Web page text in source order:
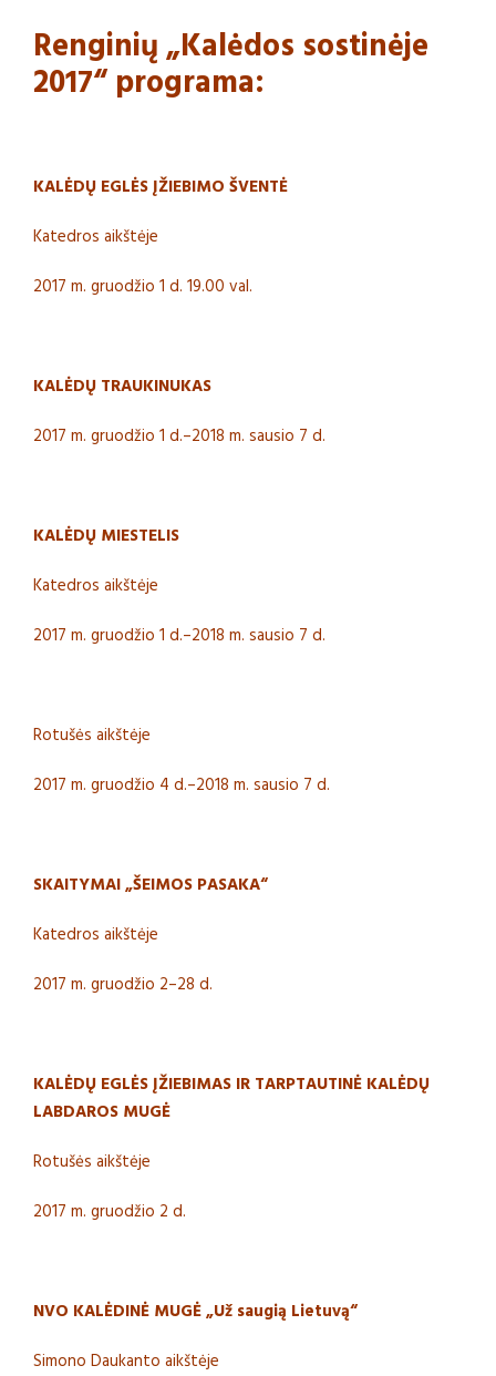
Renginių „Kalėdos sostinėje
2017“ programa:
KALĖDŲ EGLĖS ĮŽIEBIMO ŠVENTĖ
Katedros aikštėje
2017 m. gruodžio 1 d. 19.00 val.
KALĖDŲ TRAUKINUKAS
2017 m. gruodžio 1 d.–2018 m. sausio 7 d.
KALĖDŲ MIESTELIS
Katedros aikštėje
2017 m. gruodžio 1 d.–2018 m. sausio 7 d.
Rotušės aikštėje
2017 m. gruodžio 4 d.–2018 m. sausio 7 d.
SKAITYMAI „ŠEIMOS PASAKA“
Katedros aikštėje
2017 m. gruodžio 2–28 d.
KALĖDŲ EGLĖS ĮŽIEBIMAS IR TARPTAUTINĖ KALĖDŲ
LABDAROS MUGĖ
Rotušės aikštėje
2017 m. gruodžio 2 d.
NVO KALĖDINĖ MUGĖ „Už saugią Lietuvą“
Simono Daukanto aikštėje